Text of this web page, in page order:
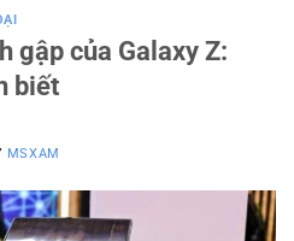
gập của Galaxy Z:
biết
MSXAM